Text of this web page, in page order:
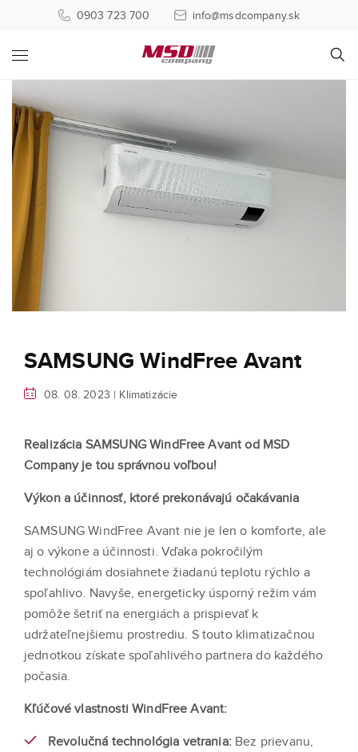
0903 723 700 info@msdcompany.sk
SAMSUNG WindFree Avant
08. 08. 2023 | Klimatizácie
Realizácia SAMSUNG WindFree Avant od MSD
Company je tou správnou voľbou!
Výkon a účinnosť, ktoré prekonávajú očakávania
SAMSUNG WindFree Avant nie je len o komforte, ale
aj o výkone a účinnosti. Vďaka pokročilým
technológiám dosiahnete žiadanú teplotu rýchlo a
spoľahlivo. Navyše, energeticky úsporný režim vám
pomôže šetriť na energiách a prispievať k
udržateľnejšiemu prostrediu. S touto klimatizačnou
jednotkou získate spoľahlivého partnera do každého
počasia.
Kľúčové vlastnosti WindFree Avant:
Revolučná technológia vetrania:Bez prievanu,